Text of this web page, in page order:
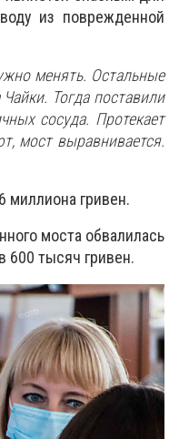
из поврежденной
менять. Остальные
Тогда поставили
сосуда. Протекает
мост выравнивается.
миллиона гривен.
моста обвалилась
600 тысяч гривен.